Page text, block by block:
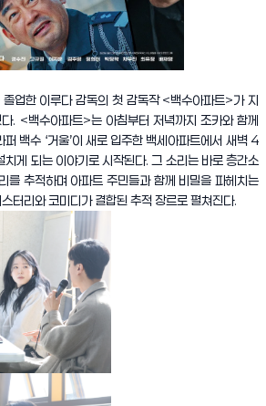
업한 이루다 감독의 첫 감독작 <백수아파트>가 지
. <백수아파트>는 아침부터 저녁까지 조카와 함께
백수 ‘거울’이 새로 입주한 백세아파트에서 새벽 4
치게 되는 이야기로 시작된다. 그 소리는 바로 층간소
를 추적하며 아파트 주민들과 함께 비밀을 파헤치는
터리와 코미디가 결합된 추적 장르로 펼쳐진다.